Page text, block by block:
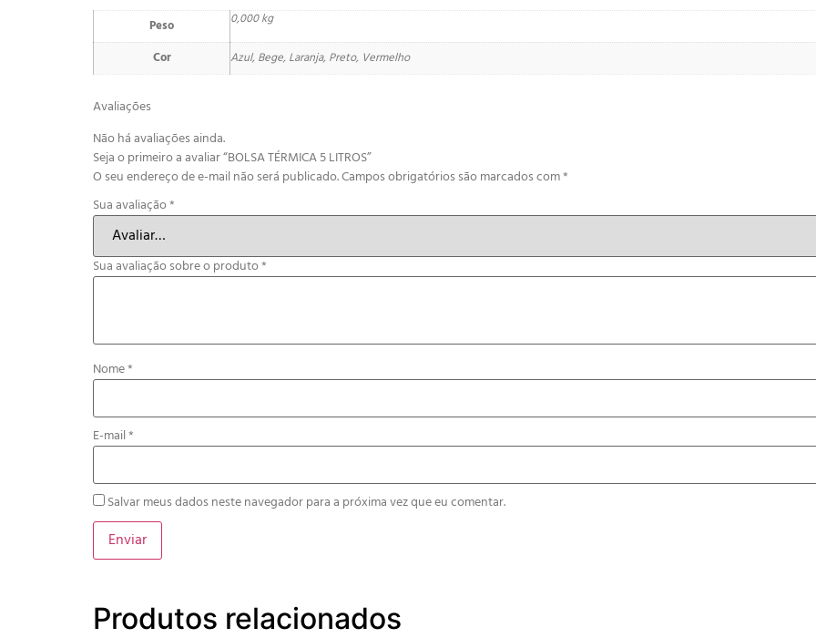
Peso 0,000 kg
Cor Azul, Bege, Laranja, Preto, Vermelho
Avaliações
Não há avaliações ainda.
Seja o primeiro a avaliar “BOLSA TÉRMICA 5 LITROS”
O seu endereço de e-mail não será publicado.Campos obrigatórios são marcados com*
Sua avaliação*
Sua avaliação sobre o produto*
Nome*
E-mail*
Salvar meus dados neste navegador para a próxima vez que eu comentar.
Produtos relacionados